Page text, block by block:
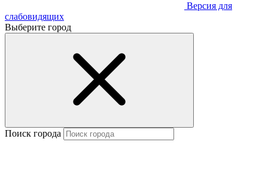
Версия для
слабовидящих
Выберите город
Поиск города